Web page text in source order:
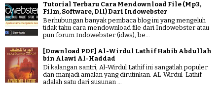
Tutorial Terbaru Cara Mendownload File (Mp3,
Film, Software, Dll) Dari Indowebster
Berhubungan banyak pembaca blog ini yang mengeluh
tidak tahu cara mendownload file dari Indowebster atau
pun forum Indowebster (idws), be...
[Download PDF] Al-Wirdul Lathif Habib Abdullah
bin Alawi Al-Haddad
Di kalangan santri, Al-Wirdul Lathif ini sangatlah populer
dan manjadi amalan yang dirutinkan. AL-Wirdul-Lathif
adalah satu dari susunan ...